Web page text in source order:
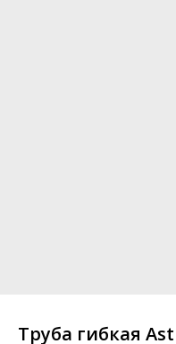
Труба гибкая